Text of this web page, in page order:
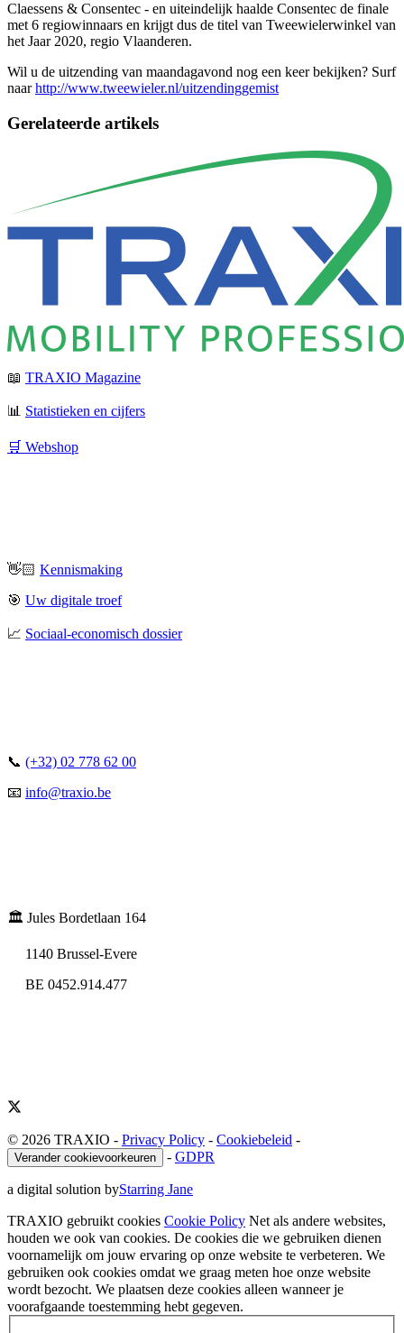
Claessens & Consentec - en uiteindelijk haalde Consentec de finale
met 6 regiowinnaars en krijgt dus de titel van Tweewielerwinkel van
het Jaar 2020, regio Vlaanderen.
Wil u de uitzending van maandagavond nog een keer bekijken? Surf
naarhttp://www.tweewieler.nl/uitzendinggemist
Gerelateerde artikels
📖 TRAXIO Magazine
📊 Statistieken en cijfers
🛒 Webshop
👋🏻 Kennismaking
🎯 Uw digitale troef
📈 Sociaal-economisch dossier
📞 (+32) 02 778 62 00
📧 info@traxio.be
🏛️ Jules Bordetlaan 164
1140 Brussel-Evere
BE 0452.914.477
© 2026 TRAXIO - Privacy Policy - Cookiebeleid -
Verander cookievoorkeuren - GDPR
a digital solution byStarring Jane
TRAXIO gebruikt cookies Cookie Policy Net als andere websites,
houden we ook van cookies. De cookies die we gebruiken dienen
voornamelijk om jouw ervaring op onze website te verbeteren. We
gebruiken ook cookies omdat we graag meten hoe onze website
wordt bezocht. We plaatsen deze cookies alleen wanneer je
voorafgaande toestemming hebt gegeven.